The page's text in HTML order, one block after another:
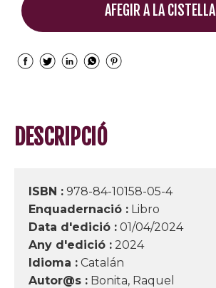
AFEGIR A LA CISTELLA
DESCRIPCIÓ
ISBN : 978-84-10158-05-4
Enquadernació : Libro
Data d'edició : 01/04/2024
Any d'edició : 2024
Idioma : Catalán
Autor@s : Bonita, Raquel